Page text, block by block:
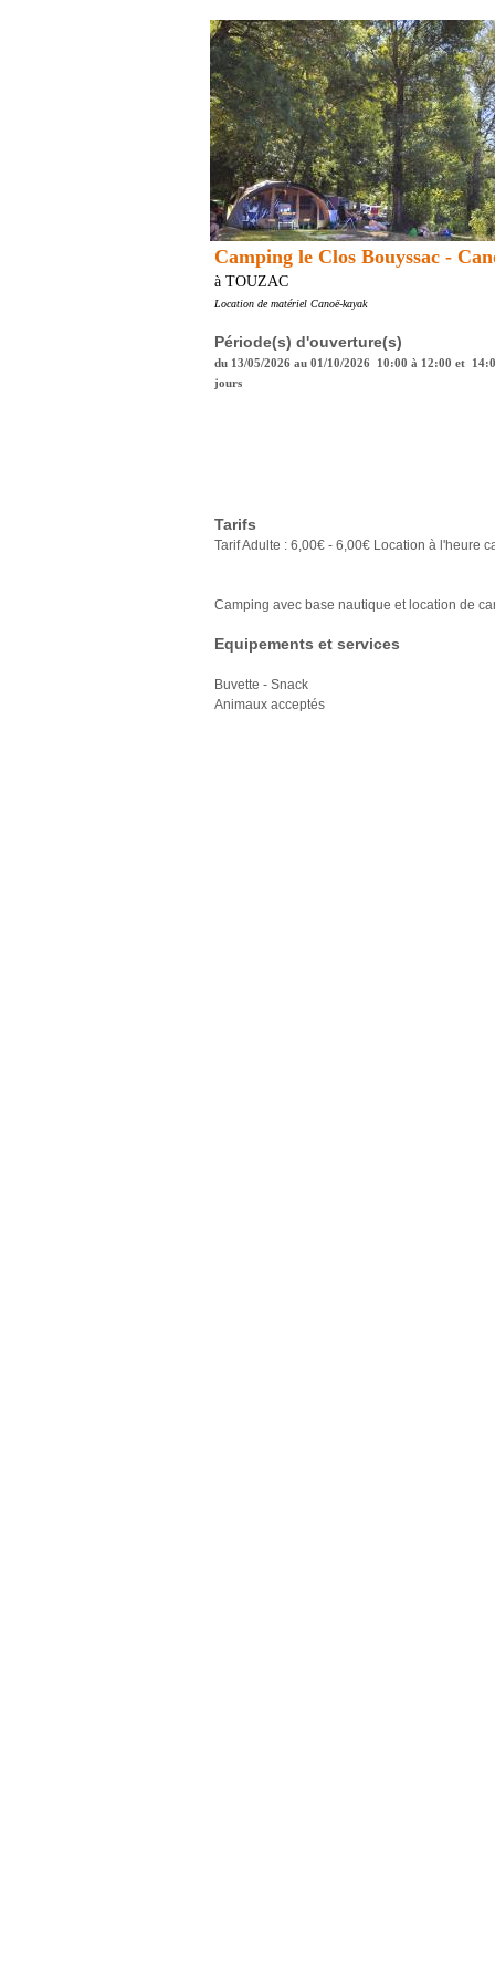
Camping le Clos Bouyssac -
à TOUZAC
Location de matériel Canoë-kayak
Période(s) d'ouverture(s)
du 13/05/2026 au 01/10/2026 10:00 à 12:00 et
jours
Tarifs
Tarif Adulte : 6,00€ - 6,00€ Location à l'heure
Camping avec base nautique et location de
Equipements et services
Buvette - Snack
Animaux acceptés